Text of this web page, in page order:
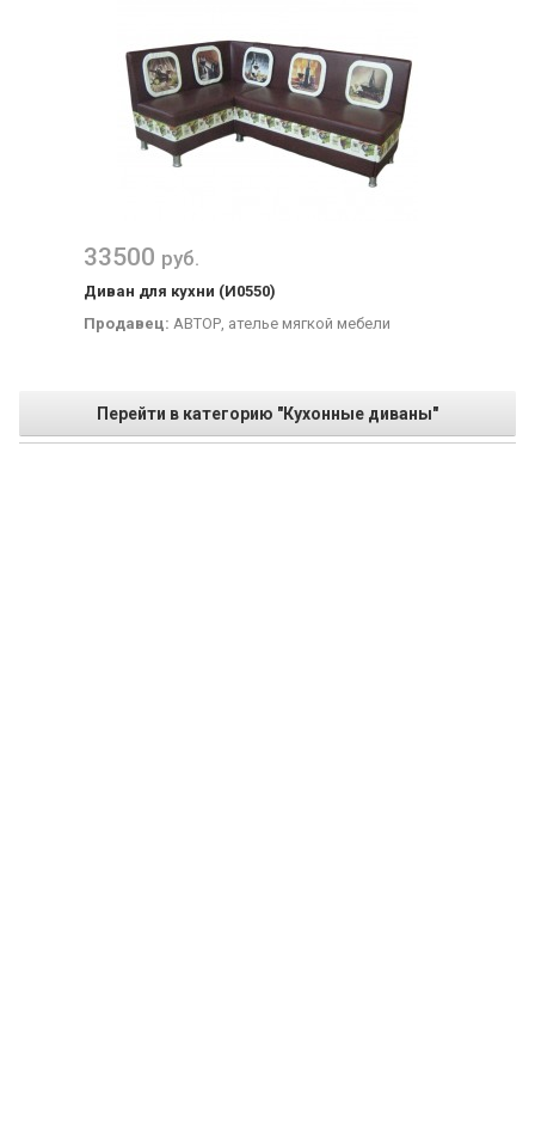
33500 руб.
Диван для кухни (И0550)
Продавец: АВТОР, ателье мягкой мебели
Перейти в категорию "Кухонные диваны"